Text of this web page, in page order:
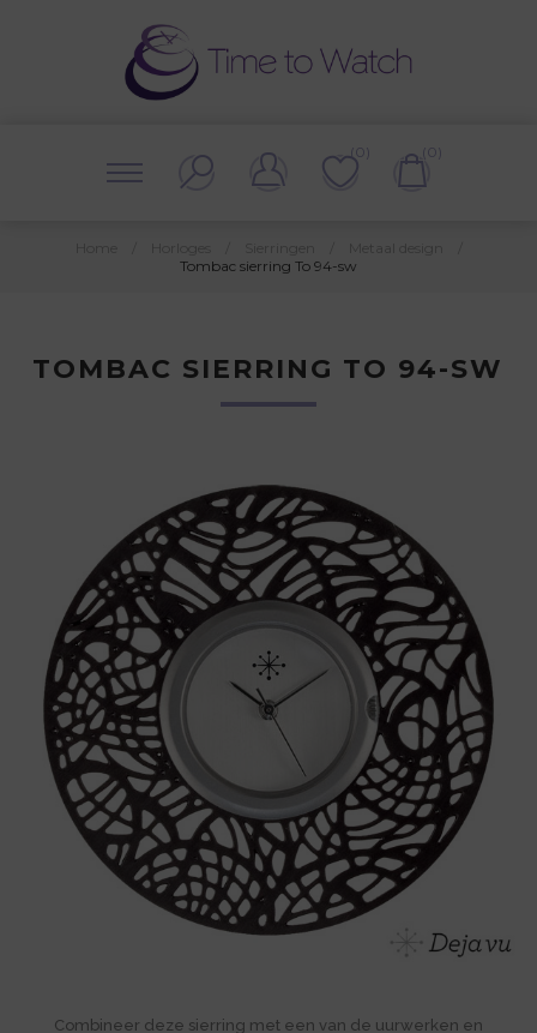
(0) (0)
Tombac sierring To 94-sw
TOMBAC SIERRING TO 94-SW
Combineer deze sierring met een van de uurwerken en